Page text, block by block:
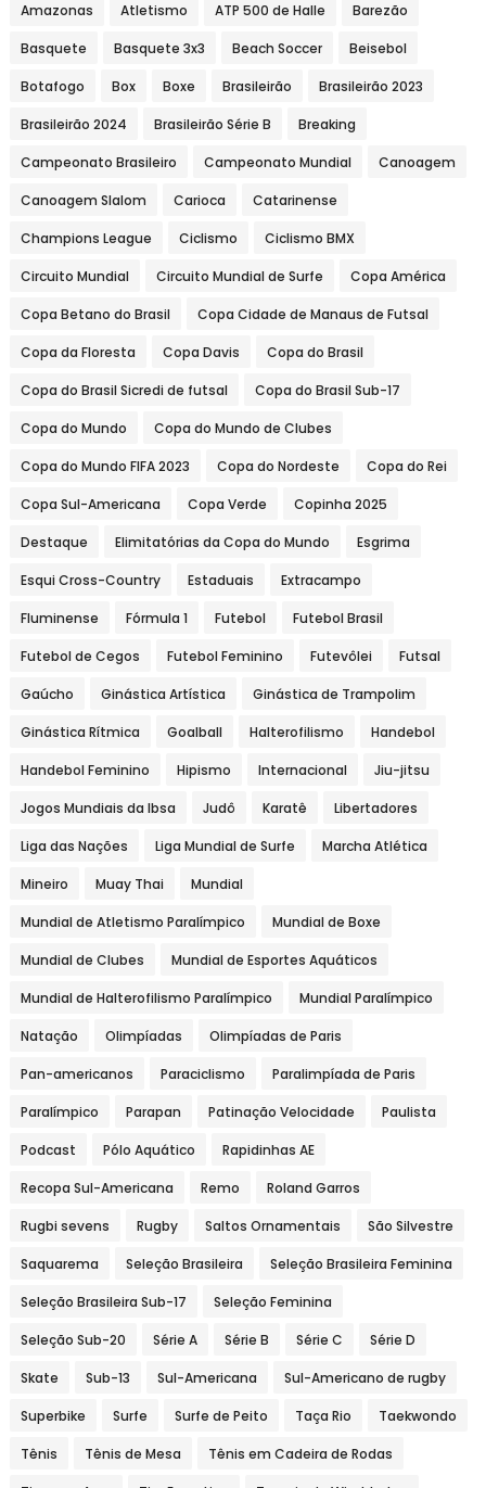
Amazonas Atletismo ATP 500 de Halle Barezão
Basquete Basquete 3x3 Beach Soccer Beisebol
Botafogo Box Boxe Brasileirão Brasileirão 2023
Brasileirão 2024 Brasileirão Série B Breaking
Campeonato Brasileiro Campeonato Mundial Canoagem
Canoagem Slalom Carioca Catarinense
Champions League Ciclismo Ciclismo BMX
Circuito Mundial Circuito Mundial de Surfe Copa América
Copa Betano do Brasil Copa Cidade de Manaus de Futsal
Copa da Floresta Copa Davis Copa do Brasil
Copa do Brasil Sicredi de futsal Copa do Brasil Sub-17
Copa do Mundo Copa do Mundo de Clubes
Copa do Mundo FIFA 2023 Copa do Nordeste Copa do Rei
Copa Sul-Americana Copa Verde Copinha 2025
Destaque Elimitatórias da Copa do Mundo Esgrima
Esqui Cross-Country Estaduais Extracampo
Fluminense Fórmula 1 Futebol Futebol Brasil
Futebol de Cegos Futebol Feminino Futevôlei Futsal
Gaúcho Ginástica Artística Ginástica de Trampolim
Ginástica Rítmica Goalball Halterofilismo Handebol
Handebol Feminino Hipismo Internacional Jiu-jitsu
Jogos Mundiais da Ibsa Judô Karatê Libertadores
Liga das Nações Liga Mundial de Surfe Marcha Atlética
Mineiro Muay Thai Mundial
Mundial de Atletismo Paralímpico Mundial de Boxe
Mundial de Clubes Mundial de Esportes Aquáticos
Mundial de Halterofilismo Paralímpico Mundial Paralímpico
Natação Olimpíadas Olimpíadas de Paris
Pan-americanos Paraciclismo Paralimpíada de Paris
Paralímpico Parapan Patinação Velocidade Paulista
Podcast Pólo Aquático Rapidinhas AE
Recopa Sul-Americana Remo Roland Garros
Rugbi sevens Rugby Saltos Ornamentais São Silvestre
Saquarema Seleção Brasileira Seleção Brasileira Feminina
Seleção Brasileira Sub-17 Seleção Feminina
Seleção Sub-20 Série A Série B Série C Série D
Skate Sub-13 Sul-Americana Sul-Americano de rugby
Superbike Surfe Surfe de Peito Taça Rio Taekwondo
Tênis Tênis de Mesa Tênis em Cadeira de Rodas